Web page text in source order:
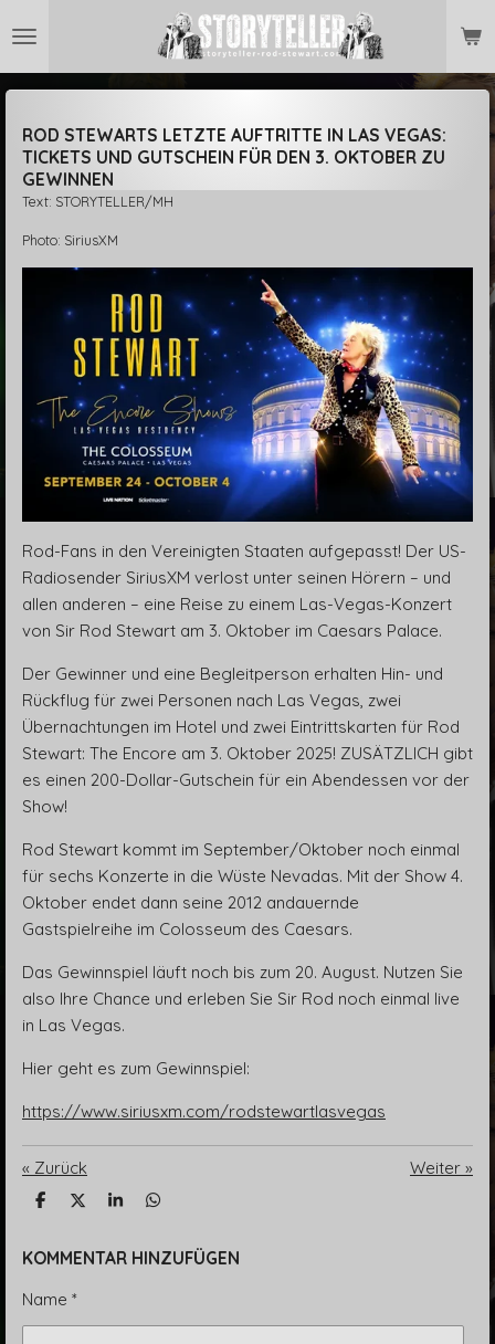
Hauptinhalt
springen
ROD STEWARTS LETZTE AUFTRITTE IN LAS VEGAS:
TICKETS UND GUTSCHEIN FÜR DEN 3. OKTOBER ZU
GEWINNEN
Text: STORYTELLER/MH
Photo: SiriusXM
Rod-Fans in den Vereinigten Staaten aufgepasst! Der US-
Radiosender SiriusXM verlost unter seinen Hörern – und
allen anderen – eine Reise zu einem Las-Vegas-Konzert
von Sir Rod Stewart am 3. Oktober im Caesars Palace.
Der Gewinner und eine Begleitperson erhalten Hin- und
Rückflug für zwei Personen nach Las Vegas, zwei
Übernachtungen im Hotel und zwei Eintrittskarten für Rod
Stewart: The Encore am 3. Oktober 2025! ZUSÄTZLICH gibt
es einen 200-Dollar-Gutschein für ein Abendessen vor der
Show!
Rod Stewart kommt im September/Oktober noch einmal
für sechs Konzerte in die Wüste Nevadas. Mit der Show 4.
Oktober endet dann seine 2012 andauernde
Gastspielreihe im Colosseum des Caesars.
Das Gewinnspiel läuft noch bis zum 20. August. Nutzen Sie
also Ihre Chance und erleben Sie Sir Rod noch einmal live
in Las Vegas.
Hier geht es zum Gewinnspiel:
https://www.siriusxm.com/rodstewartlasvegas
« Zurück Weiter »
T
l
T
l
T
l
T
l
KOMMENTAR HINZUFÜGEN
Name *